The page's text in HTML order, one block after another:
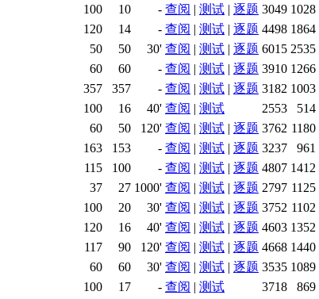
100 10 - 查阅 | 测试 | 逐题 3049 1028
120 14 - 查阅 | 测试 | 逐题 4498 1864
50 50 30' 查阅 | 测试 | 逐题 6015 2535
60 60 - 查阅 | 测试 | 逐题 3910 1266
357 357 - 查阅 | 测试 | 逐题 3182 1003
100 16 40' 查阅 | 测试 2553 514
60 50 120' 查阅 | 测试 | 逐题 3762 1180
163 153 - 查阅 | 测试 | 逐题 3237 961
115 100 - 查阅 | 测试 | 逐题 4807 1412
37 27 1000' 查阅 | 测试 | 逐题 2797 1125
100 20 30' 查阅 | 测试 | 逐题 3752 1102
120 16 40' 查阅 | 测试 | 逐题 4603 1352
117 90 120' 查阅 | 测试 | 逐题 4668 1440
60 60 30' 查阅 | 测试 | 逐题 3535 1089
100 17 - 查阅 | 测试 3718 869